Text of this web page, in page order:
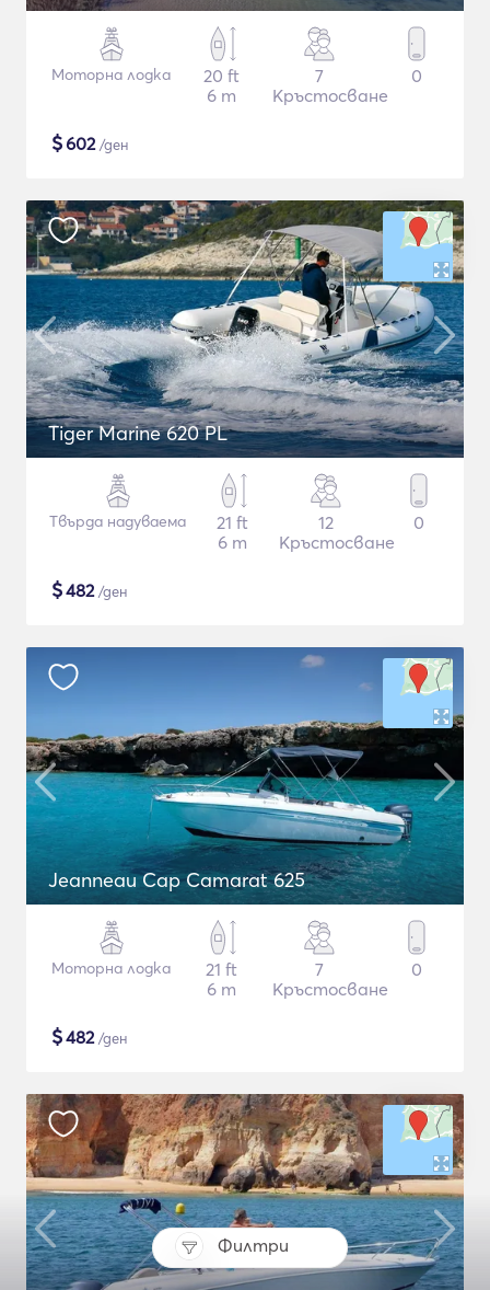
Филтри
Моторна лодка
20 ft
6 m
7
Кръстосване
0
$602/ден
Tiger Marine 620 PL
Твърда надуваема
21 ft
6 m
12
Кръстосване
0
$482/ден
Jeanneau Cap Camarat 625
Моторна лодка
21 ft
6 m
7
Кръстосване
0
$482/ден